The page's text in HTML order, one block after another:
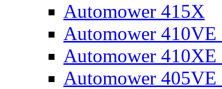
Automower 415X
Automower 410VE
Automower 410XE
Automower 405VE